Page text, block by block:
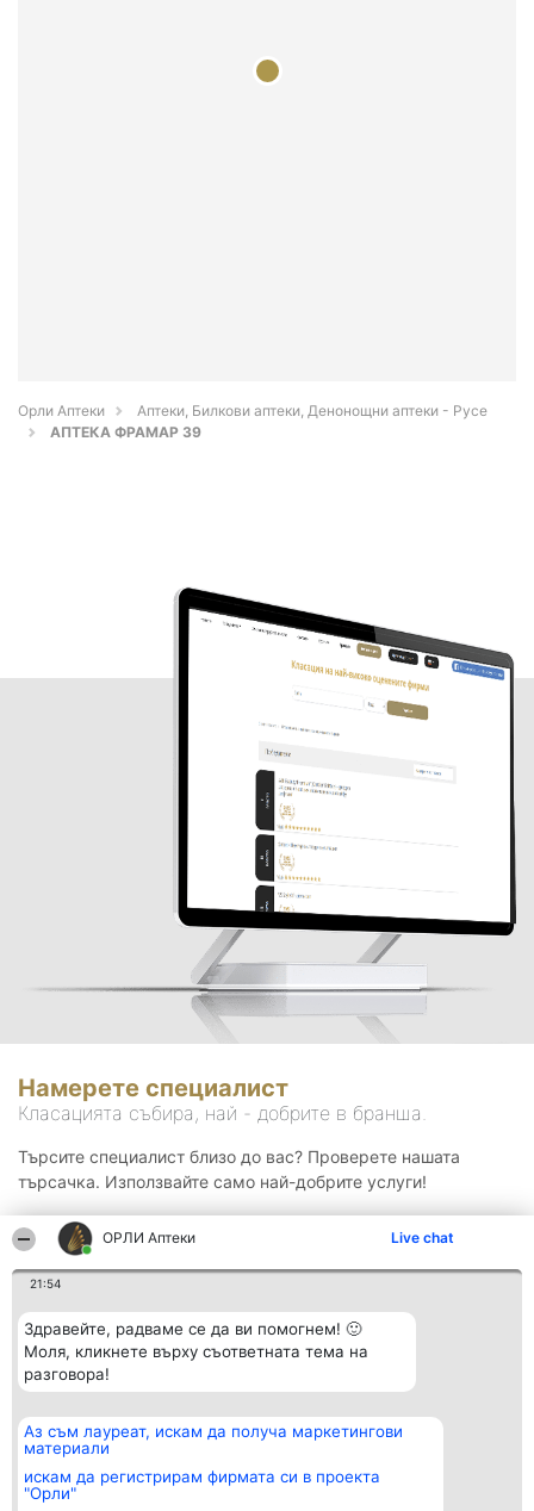
ОРЛИ Аптеки Live chat
21:54
Здравейте, радваме се да ви помогнем! 🙂
Моля, кликнете върху съответната тема на
разговора!
Аз съм лауреат, искам да получа маркетингови
материали
искам да регистрирам фирмата си в проекта
"Орли"
Орли Аптеки
Аптеки, Билкови аптеки, Денонощни аптеки - Русе
АПТЕКА ФРАМАР 39
Намерете специалист
Класацията събира, най - добрите в бранша.
Търсите специалист близо до вас? Проверете нашата
търсачка. Използвайте само най-добрите услуги!
Организатор на
класиране
BulevardulAleea Timișul De
Sus Nr. 2, Bl. A30, Sc. A, Et.
Класация
всички
Контакти